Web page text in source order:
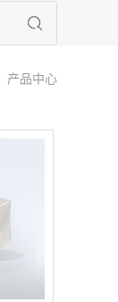
产品中心